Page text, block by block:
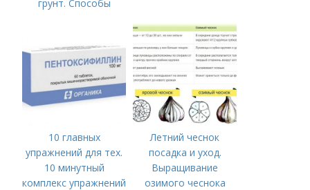
грунт. Способы
10 главных
упражнений для тех.
10 минутный
комплекс упражнений
Летний чеснок
посадка и уход.
Выращивание
озимого чеснока